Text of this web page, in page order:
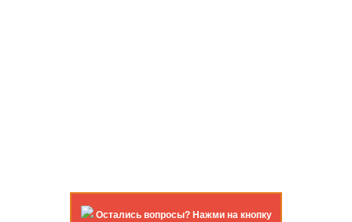
Остались вопросы? Нажми на кнопку